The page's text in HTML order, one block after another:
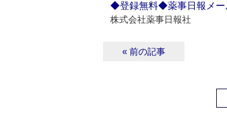
◆登録無料◆薬事日報メー
株式会社薬事日報社
« 前の記事